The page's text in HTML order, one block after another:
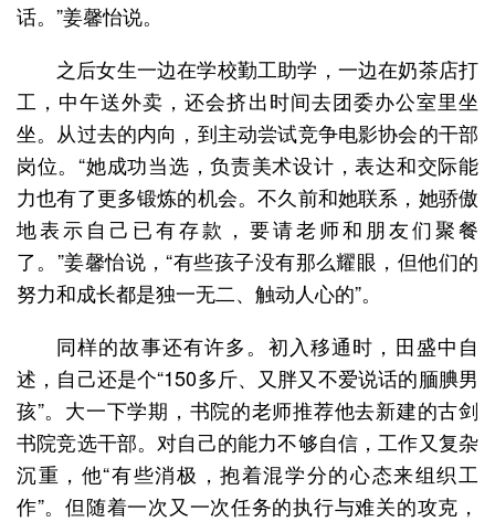
话。”姜馨怡说。
之后女生一边在学校勤工助学，一边在奶茶店打
工，中午送外卖，还会挤出时间去团委办公室里坐
坐。从过去的内向，到主动尝试竞争电影协会的干部
岗位。“她成功当选，负责美术设计，表达和交际能
力也有了更多锻炼的机会。不久前和她联系，她骄傲
地表示自己已有存款，要请老师和朋友们聚餐
了。”姜馨怡说，“有些孩子没有那么耀眼，但他们的
努力和成长都是独一无二、触动人心的”。
同样的故事还有许多。初入移通时，田盛中自
述，自己还是个“150多斤、又胖又不爱说话的腼腆男
孩”。大一下学期，书院的老师推荐他去新建的古剑
书院竞选干部。对自己的能力不够自信，工作又复杂
沉重，他“有些消极，抱着混学分的心态来组织工
作”。但随着一次又一次任务的执行与难关的攻克，